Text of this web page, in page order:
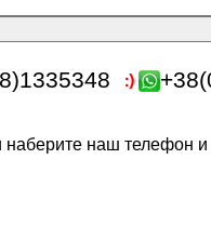
наберите наш телефон